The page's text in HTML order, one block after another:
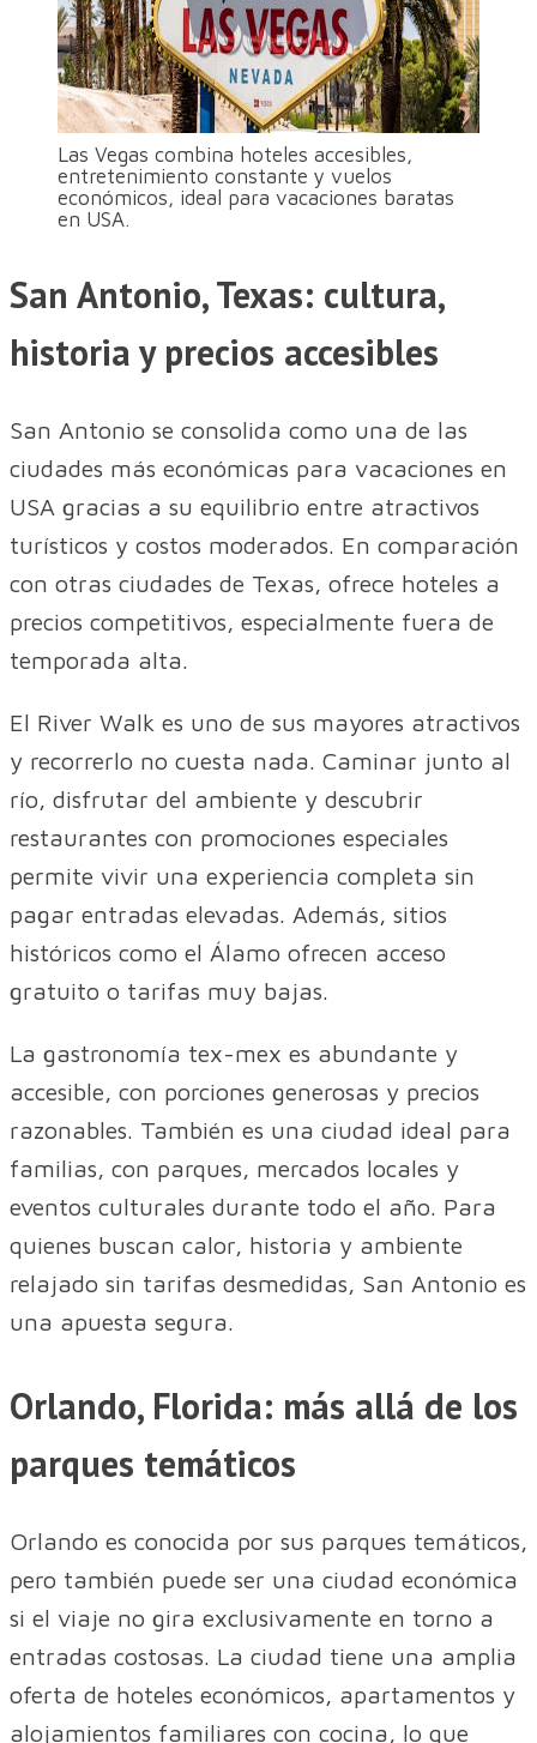
Las Vegas combina hoteles accesibles,
entretenimiento constante y vuelos
económicos, ideal para vacaciones baratas
en USA.
San Antonio, Texas: cultura,
historia y precios accesibles
San Antonio se consolida como una de las
ciudades más económicas para vacaciones en
USA gracias a su equilibrio entre atractivos
turísticos y costos moderados. En comparación
con otras ciudades de Texas, ofrece hoteles a
precios competitivos, especialmente fuera de
temporada alta.
El River Walk es uno de sus mayores atractivos
y recorrerlo no cuesta nada. Caminar junto al
río, disfrutar del ambiente y descubrir
restaurantes con promociones especiales
permite vivir una experiencia completa sin
pagar entradas elevadas. Además, sitios
históricos como el Álamo ofrecen acceso
gratuito o tarifas muy bajas.
La gastronomía tex-mex es abundante y
accesible, con porciones generosas y precios
razonables. También es una ciudad ideal para
familias, con parques, mercados locales y
eventos culturales durante todo el año. Para
quienes buscan calor, historia y ambiente
relajado sin tarifas desmedidas, San Antonio es
una apuesta segura.
Orlando, Florida: más allá de los
parques temáticos
Orlando es conocida por sus parques temáticos,
pero también puede ser una ciudad económica
si el viaje no gira exclusivamente en torno a
entradas costosas. La ciudad tiene una amplia
oferta de hoteles económicos, apartamentos y
alojamientos familiares con cocina, lo que